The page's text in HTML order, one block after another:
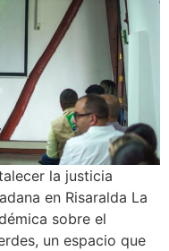
la justicia
en Risaralda La
sobre el
un espacio que